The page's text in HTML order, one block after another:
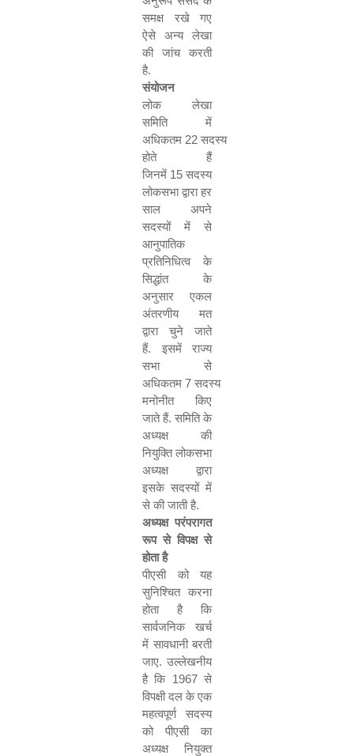
समक्ष रखे गए
ऐसे अन्य लेखा
की जांच करती
है.
संयोजन
लोक लेखा
समिति में
अधिकतम 22 सदस्य
होते हैं
जिनमें 15 सदस्य
लोकसभा द्वारा हर
साल अपने
सदस्यों में से
आनुपातिक
प्रतिनिधित्व के
सिद्धांत के
अनुसार एकल
अंतरणीय मत
द्वारा चुने जाते
हैं. इसमें राज्य
सभा से
अधिकतम 7 सदस्य
मनोनीत किए
जाते हैं. समिति के
अध्यक्ष की
नियुक्ति लोकसभा
अध्यक्ष द्वारा
इसके सदस्यों में
से की जाती है.
अध्यक्ष परंपरागत
रूप से विपक्ष से
होता है
पीएसी को यह
सुनिश्चित करना
होता है कि
सार्वजनिक खर्च
में सावधानी बरती
जाए. उल्लेखनीय
है कि 1967से
विपक्षी दल के एक
महत्वपूर्ण सदस्य
को पीएसी का
अध्यक्ष नियुक्त